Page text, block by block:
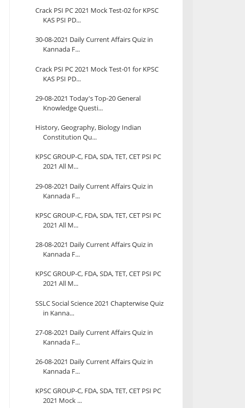
Crack PSI PC 2021 Mock Test-02 for KPSC
KAS PSI PD...
30-08-2021 Daily Current Affairs Quiz in
Kannada F...
Crack PSI PC 2021 Mock Test-01 for KPSC
KAS PSI PD...
29-08-2021 Today's Top-20 General
Knowledge Questi...
History, Geography, Biology Indian
Constitution Qu...
KPSC GROUP-C, FDA, SDA, TET, CET PSI PC
2021 All M...
29-08-2021 Daily Current Affairs Quiz in
Kannada F...
KPSC GROUP-C, FDA, SDA, TET, CET PSI PC
2021 All M...
28-08-2021 Daily Current Affairs Quiz in
Kannada F...
KPSC GROUP-C, FDA, SDA, TET, CET PSI PC
2021 All M...
SSLC Social Science 2021 Chapterwise Quiz
in Kanna...
27-08-2021 Daily Current Affairs Quiz in
Kannada F...
26-08-2021 Daily Current Affairs Quiz in
Kannada F...
KPSC GROUP-C, FDA, SDA, TET, CET PSI PC
2021 Mock ...